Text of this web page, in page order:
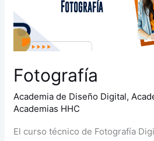
Fotografía
Academia de Diseño Digital,
Academias HHC
El curso técnico de Fotografía